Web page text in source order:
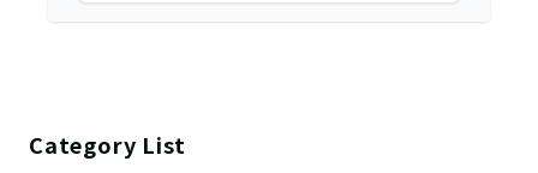
Category List